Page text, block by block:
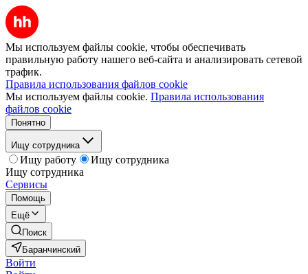
Мы используем файлы cookie, чтобы обеспечивать
правильную работу нашего веб-сайта и анализировать сетевой
трафик.
Правила использования файлов cookie
Мы используем файлы cookie. Правила использования
файлов cookie
Понятно
Ищу сотрудника
Ищу работу
Ищу сотрудника
Ищу сотрудника
Сервисы
Помощь
Ещё
Поиск
Баранчинский
Войти